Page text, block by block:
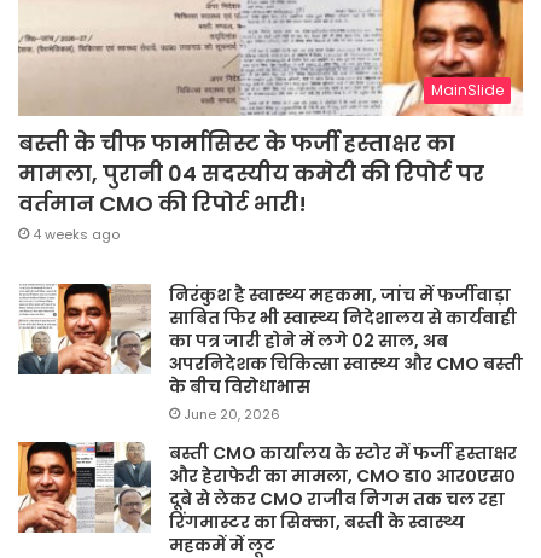
MainSlide
बस्ती के चीफ फार्मासिस्ट के फर्जी हस्ताक्षर का
मामला, पुरानी 04 सदस्यीय कमेटी की रिपोर्ट पर
वर्तमान CMO की रिपोर्ट भारी!
4 weeks ago
निरंकुश है स्वास्थ्य महकमा, जांच में फर्जीवाड़ा
साबित फिर भी स्वास्थ्य निदेशालय से कार्यवाही
का पत्र जारी होने में लगे 02 साल, अब
अपरनिदेशक चिकित्सा स्वास्थ्य और CMO बस्ती
के बीच विरोधाभास
June 20, 2026
बस्ती CMO कार्यालय के स्टोर में फर्जी हस्ताक्षर
और हेराफेरी का मामला, CMO डा० आर०एस०
दूबे से लेकर CMO राजीव निगम तक चल रहा
रिंगमास्टर का सिक्का, बस्ती के स्वास्थ्य
महकमें में लूट